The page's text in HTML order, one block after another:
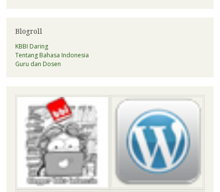
Blogroll
KBBI Daring
Tentang Bahasa Indonesia
Guru dan Dosen